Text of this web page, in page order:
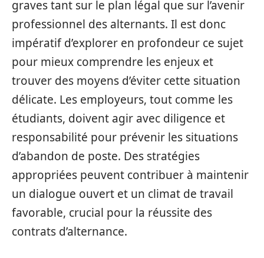
graves tant sur le plan légal que sur l’avenir
professionnel des alternants. Il est donc
impératif d’explorer en profondeur ce sujet
pour mieux comprendre les enjeux et
trouver des moyens d’éviter cette situation
délicate. Les employeurs, tout comme les
étudiants, doivent agir avec diligence et
responsabilité pour prévenir les situations
d’abandon de poste. Des stratégies
appropriées peuvent contribuer à maintenir
un dialogue ouvert et un climat de travail
favorable, crucial pour la réussite des
contrats d’alternance.